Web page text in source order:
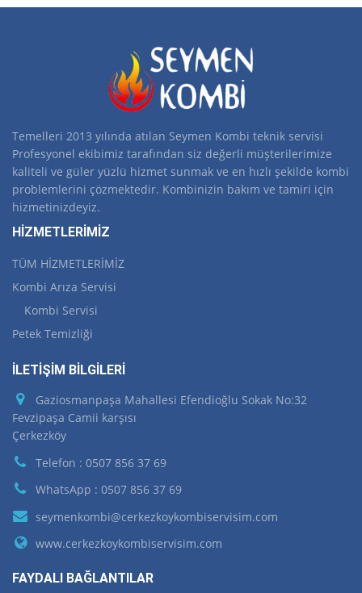
Temelleri 2013 yılında atılan Seymen Kombi teknik servisi
Profesyonel ekibimiz tarafından siz değerli müşterilerimize
kaliteli ve güler yüzlü hizmet sunmak ve en hızlı şekilde kombi
problemlerini çözmektedir. Kombinizin bakım ve tamiri için
hizmetinizdeyiz.
HİZMETLERİMİZ
TÜM HİZMETLERİMİZ
Kombi Arıza Servisi
Kombi Servisi
Petek Temizliği
İLETİŞİM BİLGİLERİ
Gaziosmanpaşa Mahallesi Efendioğlu Sokak No:32
Fevzipaşa Camii karşısı
Çerkezköy
Telefon : 0507 856 37 69
WhatsApp : 0507 856 37 69
seymenkombi@cerkezkoykombiservisim.com
www.cerkezkoykombiservisim.com
FAYDALI BAĞLANTILAR